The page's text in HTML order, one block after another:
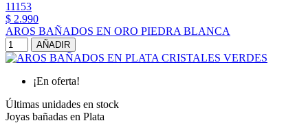
11153
$ 2.990
AROS BAÑADOS EN ORO PIEDRA BLANCA
AÑADIR
¡En oferta!
Últimas unidades en stock
Joyas bañadas en Plata